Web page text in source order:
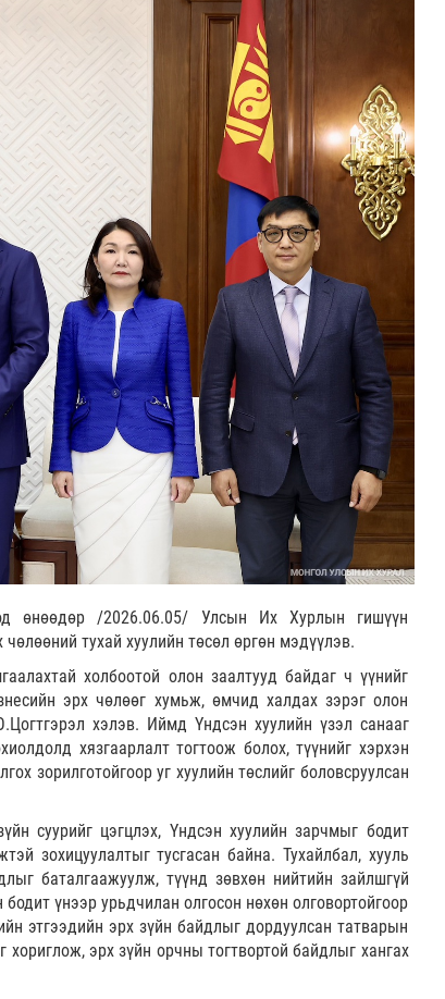
өнөөдөр /2026.06.05/ Улсын Их Хурлын гишүүн
тухай хуулийн төсөл өргөн мэдүүлэв.
холбоотой олон заалтууд байдаг ч үүнийг
эрх чөлөөг хумьж, өмчид халдах зэрэг олон
хэлэв. Иймд Үндсэн хуулийн үзэл санааг
хязгаарлалт тогтоож болох, түүнийг хэрхэн
зорилготойгоор уг хуулийн төслийг боловсруулсан
суурийг цэгцлэх, Үндсэн хуулийн зарчмыг бодит
зохицуулалтыг тусгасан байна. Тухайлбал, хууль
баталгаажуулж, түүнд зөвхөн нийтийн зайлшгүй
үнээр урьдчилан олгосон нөхөн олговортойгоор
этгээдийн эрх зүйн байдлыг дордуулсан татварын
хориглож, эрх зүйн орчны тогтвортой байдлыг хангах